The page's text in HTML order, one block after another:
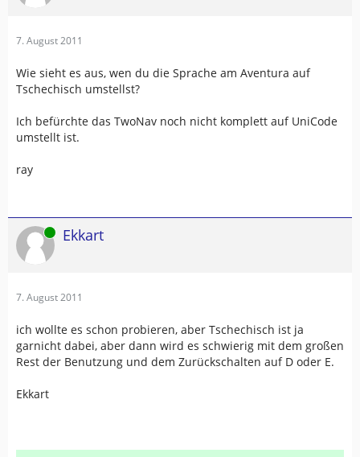
7. August 2011
Wie sieht es aus, wen du die Sprache am Aventura auf
Tschechisch umstellst?
Ich befürchte das TwoNav noch nicht komplett auf UniCode
umstellt ist.
ray
Online Ekkart
7. August 2011
ich wollte es schon probieren, aber Tschechisch ist ja
garnicht dabei, aber dann wird es schwierig mit dem großen
Rest der Benutzung und dem Zurückschalten auf D oder E.
Ekkart